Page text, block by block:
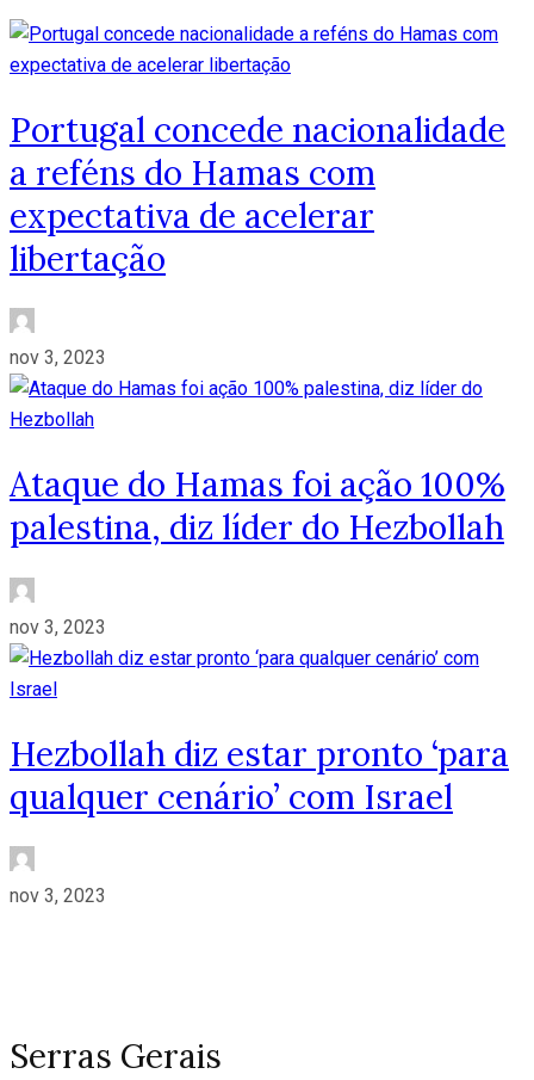
Portugal concede nacionalidade
a reféns do Hamas com
expectativa de acelerar
libertação
nov 3, 2023
Ataque do Hamas foi ação 100%
palestina, diz líder do Hezbollah
nov 3, 2023
Hezbollah diz estar pronto ‘para
qualquer cenário’ com Israel
nov 3, 2023
Serras Gerais